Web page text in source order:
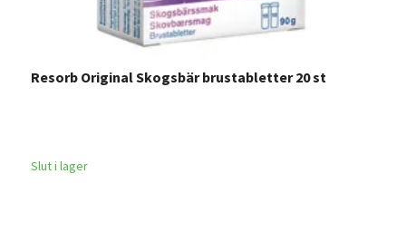
Resorb Original Skogsbär brustabletter 20 st
Slut i lager